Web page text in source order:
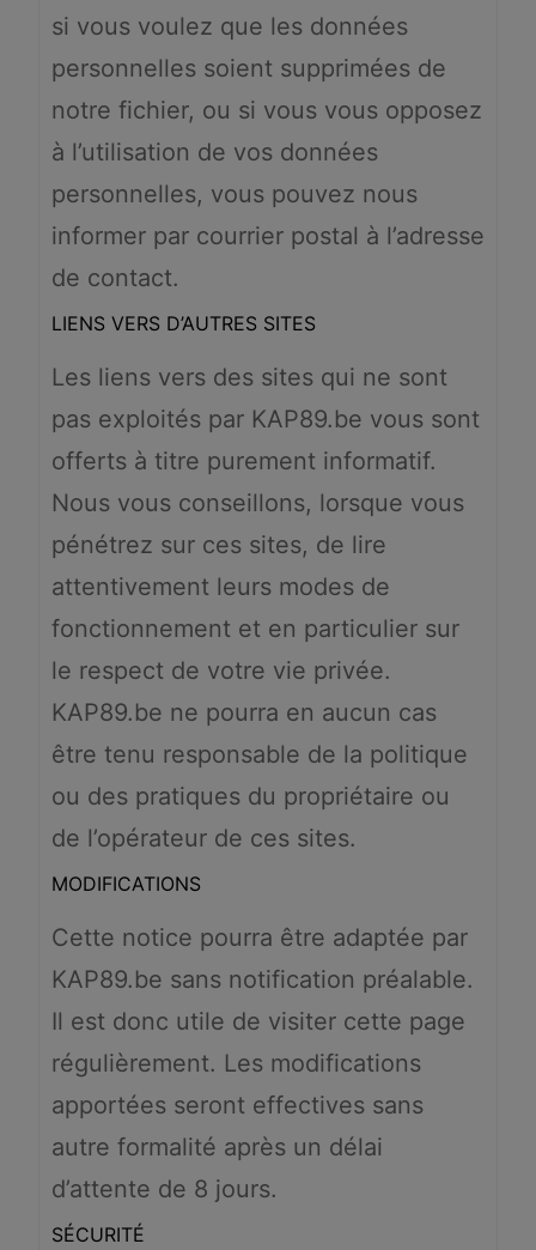
si vous voulez que les données
personnelles soient supprimées de
notre fichier, ou si vous vous opposez
à l’utilisation de vos données
personnelles, vous pouvez nous
informer par courrier postal à l’adresse
de contact.
LIENS VERS D’AUTRES SITES
Les liens vers des sites qui ne sont
pas exploités par KAP89.be vous sont
offerts à titre purement informatif.
Nous vous conseillons, lorsque vous
pénétrez sur ces sites, de lire
attentivement leurs modes de
fonctionnement et en particulier sur
le respect de votre vie privée.
KAP89.be ne pourra en aucun cas
être tenu responsable de la politique
ou des pratiques du propriétaire ou
de l’opérateur de ces sites.
MODIFICATIONS
Cette notice pourra être adaptée par
KAP89.be sans notification préalable.
Il est donc utile de visiter cette page
régulièrement. Les modifications
apportées seront effectives sans
autre formalité après un délai
d’attente de 8 jours.
SÉCURITÉ